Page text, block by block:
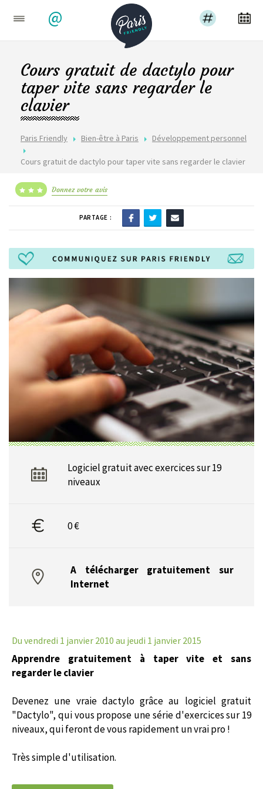
@
Paris Friendly Bien-être à Paris Développement personnel
Cours gratuit de dactylo pour taper vite sans regarder le clavier
Cours gratuit de dactylo pour
taper vite sans regarder le
clavier
Donnez votre avis
PARTAGE :
Logiciel gratuit avec exercices sur 19
niveaux
0 €
A télécharger gratuitement sur
Internet
Du vendredi 1 janvier 2010 au jeudi 1 janvier 2015
Apprendre gratuitement à taper vite et sans
regarder le clavier
Devenez une vraie dactylo grâce au logiciel gratuit
"Dactylo", qui vous propose une série d'exercices sur 19
niveaux, qui feront de vous rapidement un vrai pro !
Très simple d'utilisation.